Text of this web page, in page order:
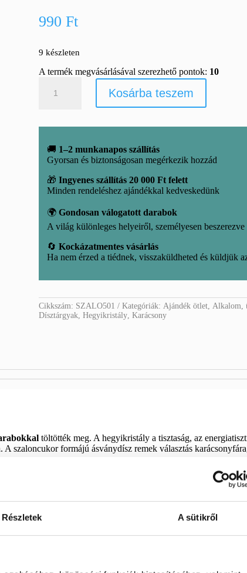
Részletek A sütikről
990Ft
9 készleten
A termék megvásárlásával szerezhető pontok: 10
szaloncukor
Kosárba teszem
🚚 1–2 munkanapos szállítás
Gyorsan és biztonságosan megérkezik hozzád
🎁Ingyenes szállítás 20 000 Ft felett
Minden rendeléshez ajándékkal kedveskedünk
🌍Gondosan válogatott darabok
A világ különleges helyeiről, személyesen beszerezve
🔄Kockázatmentes vásárlás
Ha nem érzed a tiédnek, visszaküldheted és küldjük
Cikkszám: SZALO501 Kategóriák:Ajándék ötlet,Alkalom,
Dísztárgyak,Hegyikristály,Karácsony
töltötték meg. A hegyikristály a tisztaság, az
szaloncukor formájú ásványdísz remek választás
energiájával.